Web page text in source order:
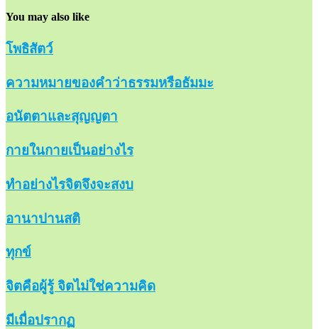
You may also like
โพธิสัตว์
ความหมายของคำว่าธรรมหรือธัมมะ
อนัตตาและสุญญตา
กายในกายเป็นอย่างไร
ทำอย่างไรจิตจึงจะสงบ
อานาปานสติ
ทุกข์
จิตคือผู้รู้ จิตไม่ใช่ความคิด
มีเมื่อปรากฏ